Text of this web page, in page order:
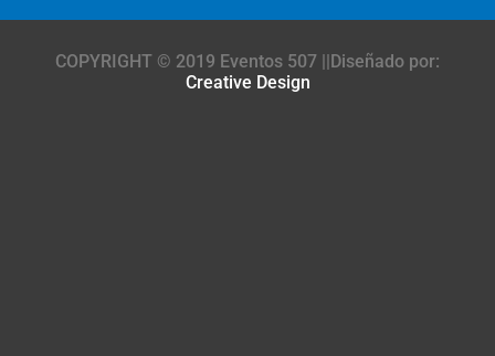
COPYRIGHT © 2019 Eventos 507 ||Diseñado por:
Creative Design